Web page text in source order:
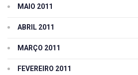
MAIO 2011
ABRIL 2011
MARÇO 2011
FEVEREIRO 2011